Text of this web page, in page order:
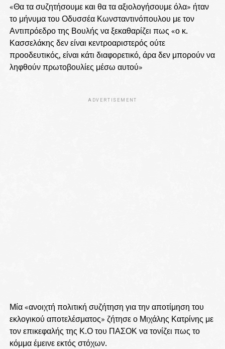
«Θα τα συζητήσουμε και θα τα αξιολογήσουμε όλα» ήταν
το μήνυμα του Οδυσσέα Κωνσταντινόπουλου με τον
Αντιπρόεδρο της Βουλής να ξεκαθαρίζει πως «ο κ.
Κασσελάκης δεν είναι κεντροαριστερός ούτε
προοδευτικός, είναι κάτι διαφορετικό, άρα δεν μπορούν να
ληφθούν πρωτοβουλίες μέσω αυτού»
ADVERTISEMENT
Μία «ανοιχτή πολιτική συζήτηση για την αποτίμηση του
εκλογικού αποτελέσματος» ζήτησε ο Μιχάλης Κατρίνης με
τον επικεφαλής της Κ.Ο του ΠΑΣΟΚ να τονίζει πως το
κόμμα έμεινε εκτός στόχων.